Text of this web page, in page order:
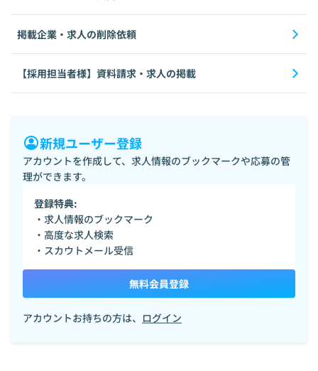
掲載企業・求人の削除依頼
【採用担当者様】資料請求・求人の掲載
新規ユーザー登録
アカウントを作成して、求人情報のブックマークや応募の管
理ができます。
登録特典:
・求人情報のブックマーク
・高度な求人検索
・スカウトメール受信
無料会員登録
アカウントお持ちの方は、 ログイン